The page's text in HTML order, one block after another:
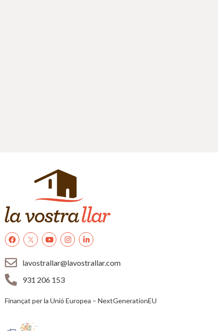
lavostrallar@lavostrallar.com
931 206 153
Finançat per la Unió Europea – NextGenerationEU